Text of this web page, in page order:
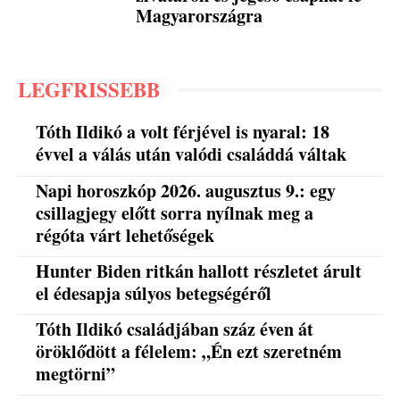
Magyarországra
LEGFRISSEBB
Tóth Ildikó a volt férjével is nyaral: 18
évvel a válás után valódi családdá váltak
Napi horoszkóp 2026. augusztus 9.: egy
csillagjegy előtt sorra nyílnak meg a
régóta várt lehetőségek
Hunter Biden ritkán hallott részletet árult
el édesapja súlyos betegségéről
Tóth Ildikó családjában száz éven át
öröklődött a félelem: „Én ezt szeretném
megtörni”